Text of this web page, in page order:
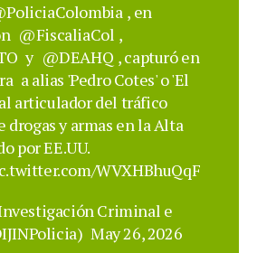
, en
@FiscaliaCol ,
y @DEAHQ , capturó en
a alias 'Pedro Cotes' o 'El
articulador del tráfico
y armas en la Alta
por EE.UU.
WVXHBhuQqF
Criminal e
May 26, 2026